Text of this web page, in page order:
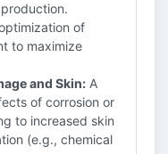
of
to maximize
and Skin: A
of corrosion or
to increased skin
(e.g., chemical